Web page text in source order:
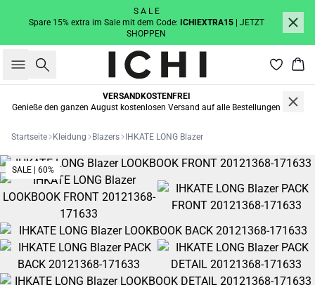
S A L E
Spare 15% extra im Sale mit dem Code: ICHIEXTRA15
| JETZT
SHOPPEN
Suche
VERSANDKOSTENFREI
Genieße den ganzen August kostenlosen Versand auf alle Bestellungen
Startseite Kleidung Blazers IHKATE LONG Blazer
SALE | 60%